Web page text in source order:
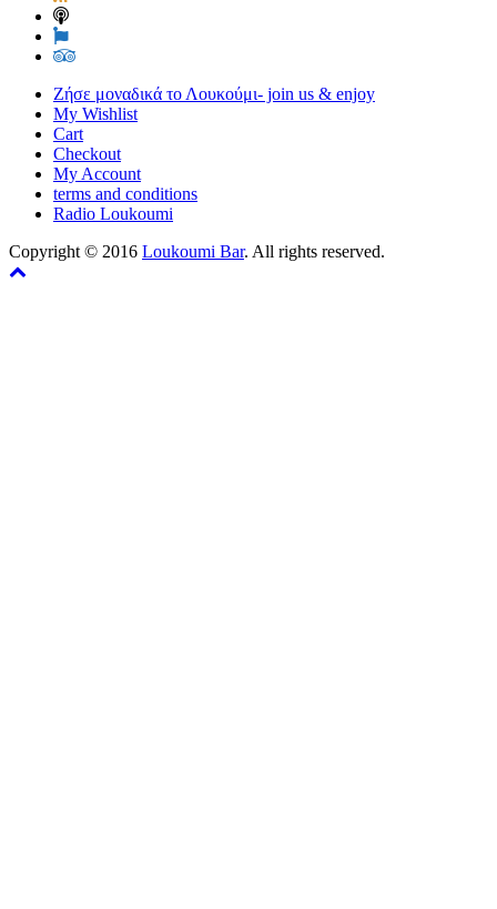
Ζήσε μοναδικά το Λουκούμι- join us & enjoy
My Wishlist
Cart
Checkout
My Account
terms and conditions
Radio Loukoumi
Copyright © 2016 Loukoumi Bar. All rights reserved.